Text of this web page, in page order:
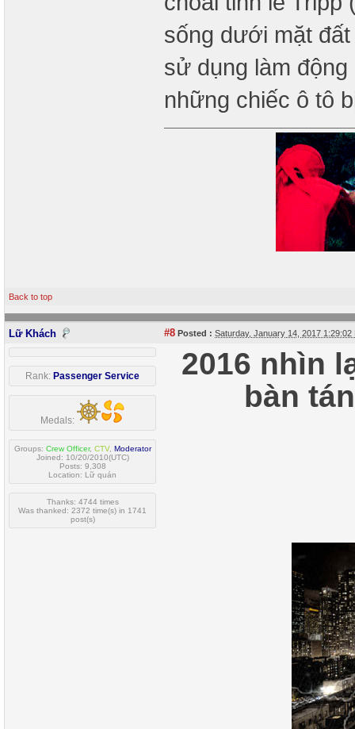
sống dưới mặt
sử dụng làm
những chiếc ô tô
Back to top
Lữ Khách #8 Posted : Saturday, January 14, 2017 1:29:02
Rank: Passenger Service
Medals:
Groups: Crew Officer, CTV, Moderator
Joined: 10/20/2010(UTC)
Posts: 9,308
Location: Lữ quán
Thanks: 4744 times
Was thanked: 2372 time(s) in 1741
post(s)
2016 nhìn
bàn